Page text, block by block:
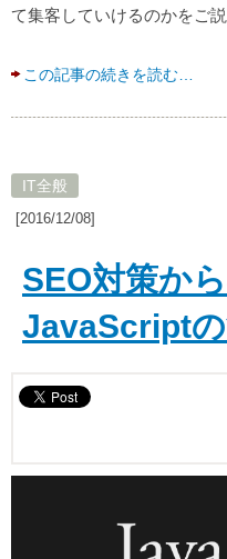
て集客していけるのかをご説
この記事の続きを読む…
IT全般
[2016/12/08]
SEO対策か
JavaScript